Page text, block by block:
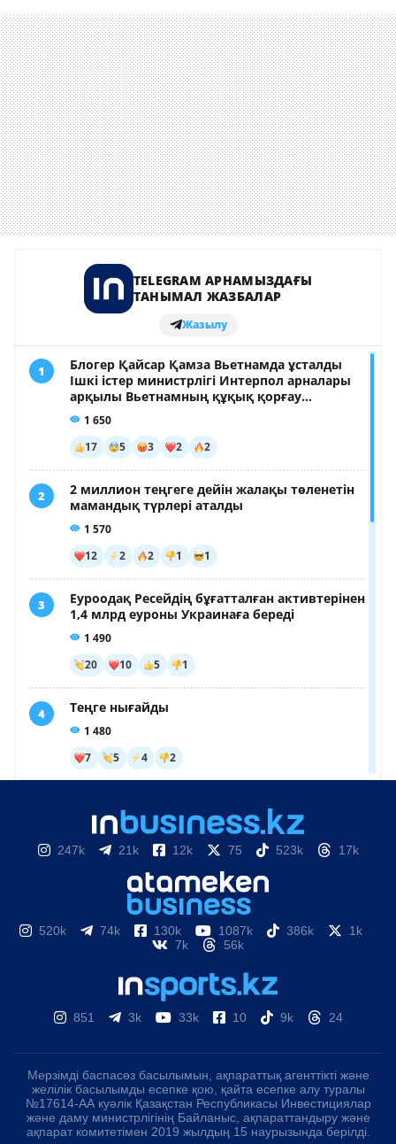
247k 21k 12k 75 523k 17k
520k 74k 130k 1087k 386k
1k
7k
56k
851 3k 33k 10 9k 24
Мерзімді баспасөз басылымын, ақпараттық агенттікті және
желілік басылымды есепке қою, қайта есепке алу туралы
№17614-АА куәлік Қазақстан Республикасы Инвестициялар
және даму министрлігінің Байланыс, ақпараттандыру және
ақпарат комитетімен 2019 жылдың 15 наурызында берілді.